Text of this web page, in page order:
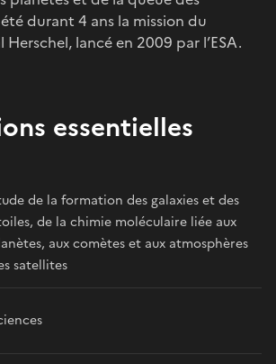
durant 4 ans la mission du
lancé en 2009 par l’ESA.
essentielles
de la formation des galaxies et des
de la chimie moléculaire liée aux
aux comètes et aux atmosphères
satellites